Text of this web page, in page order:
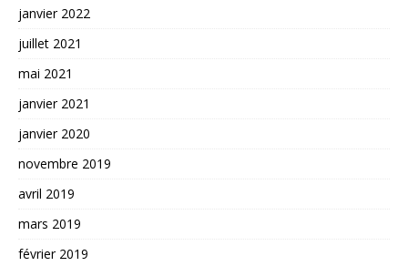
janvier 2022
juillet 2021
mai 2021
janvier 2021
janvier 2020
novembre 2019
avril 2019
mars 2019
février 2019